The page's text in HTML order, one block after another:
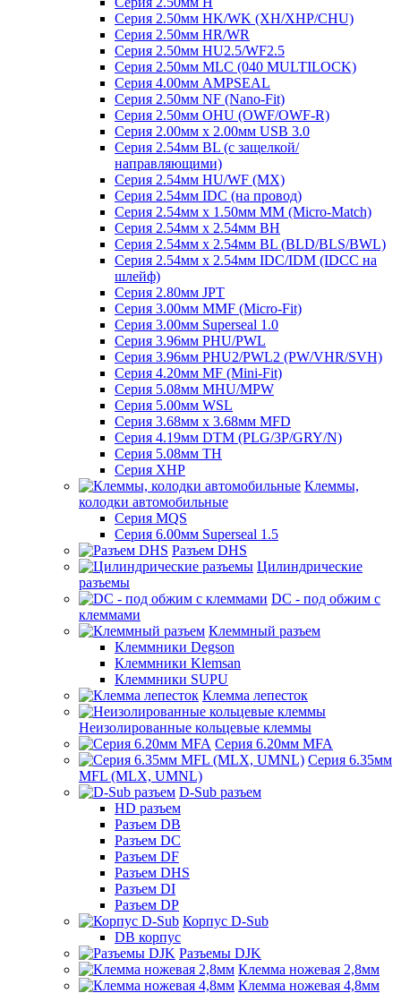
Серия 2.50мм HK/WK (XH/XHP/CHU)
Серия 2.50мм HR/WR
Серия 2.50мм HU2.5/WF2.5
Серия 2.50мм MLC (040 MULTILOCK)
Серия 4.00мм AMPSEAL
Серия 2.50мм NF (Nano-Fit)
Серия 2.50мм OHU (OWF/OWF-R)
Серия 2.00мм x 2.00мм USB 3.0
Серия 2.54мм BL (с защелкой/
направляющими)
Серия 2.54мм HU/WF (MX)
Серия 2.54мм IDC (на провод)
Серия 2.54мм х 1.50мм MM (Micro-Match)
Серия 2.54мм х 2.54мм BH
Серия 2.54мм х 2.54мм BL (BLD/BLS/BWL)
Серия 2.54мм х 2.54мм IDC/IDM (IDCC на
шлейф)
Серия 2.80мм JPT
Серия 3.00мм MMF (Micro-Fit)
Серия 3.00мм Superseal 1.0
Серия 3.96мм PHU/PWL
Серия 3.96мм PHU2/PWL2 (PW/VHR/SVH)
Серия 4.20мм MF (Mini-Fit)
Серия 5.08мм MHU/MPW
Серия 5.00мм WSL
Серия 3.68мм х 3.68мм MFD
Серия 4.19мм DTM (PLG/3P/GRY/N)
Серия 5.08мм TH
Серия XHP
Клеммы,
колодки автомобильные
Серия MQS
Серия 6.00мм Superseal 1.5
Разъем DHS
Цилиндрические
разъемы
DC - под обжим с
клеммами
Клеммный разъем
Клеммники Degson
Клеммники Klemsan
Клеммники SUPU
Клемма лепесток
Неизолированные кольцевые клеммы
Серия 6.20мм MFA
Серия 6.35мм
MFL (MLX, UMNL)
D-Sub разъем
HD разъем
Разъем DB
Разъем DC
Разъем DF
Разъем DHS
Разъем DI
Разъем DP
Корпус D-Sub
DB корпус
Разъемы DJK
Клемма ножевая 2,8мм
Клемма ножевая 4,8мм